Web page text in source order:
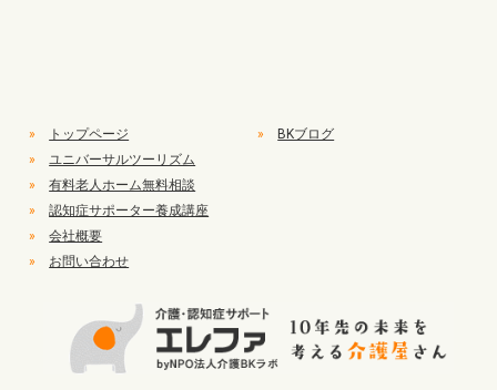
»
トップページ
»
ユニバーサルツーリズム
»
有料老人ホーム無料相談
»
認知症サポーター養成講座
»
会社概要
»
お問い合わせ
» BKブログ